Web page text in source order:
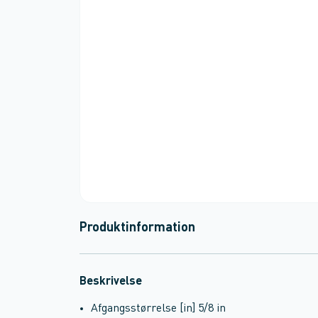
Produktinformation
Beskrivelse
Afgangsstørrelse [in] 5/8 in